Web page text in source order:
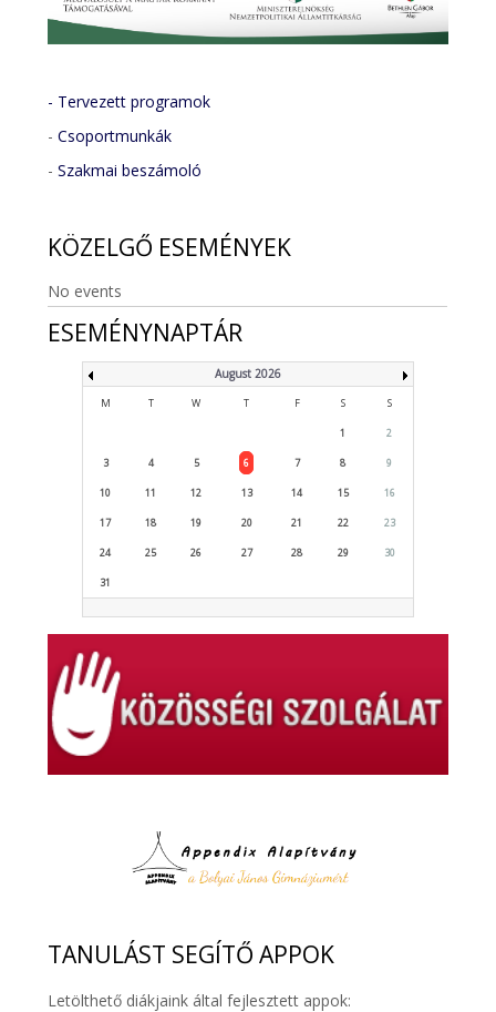
- Tervezett programok
-Csoportmunkák
-Szakmai beszámoló
KÖZELGŐ ESEMÉNYEK
No events
ESEMÉNYNAPTÁR
August 2026
M T W T F S S
1 2
3 4 5 6 7 8 9
10 11 12 13 14 15 16
17 18 19 20 21 22 23
24 25 26 27 28 29 30
31
TANULÁST SEGÍTŐ APPOK
Letölthető diákjaink által fejlesztett appok: